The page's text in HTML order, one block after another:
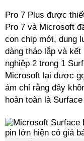
Pro 7 Plus được
Pro 7 và Microsoft
con chip mới, dung
dàng tháo lắp và
nghiệp 2 trong 1
Microsoft lại được
ám chỉ rằng đây
hoàn toàn là